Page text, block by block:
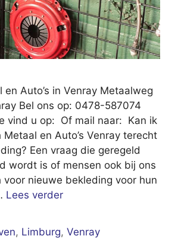
en Auto’s in Venray Metaalweg
Bel ons op: 0478-587074
vind u op: Of mail naar: Kan ik
en Auto’s Venray terecht
Een vraag die geregeld
wordt is of mensen ook bij ons
voor nieuwe bekleding voor hun
Lees verder
, Limburg,Venray